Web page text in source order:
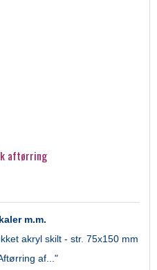
aftørring
m.m.
akryl skilt - str. 75x150 mm
af..."